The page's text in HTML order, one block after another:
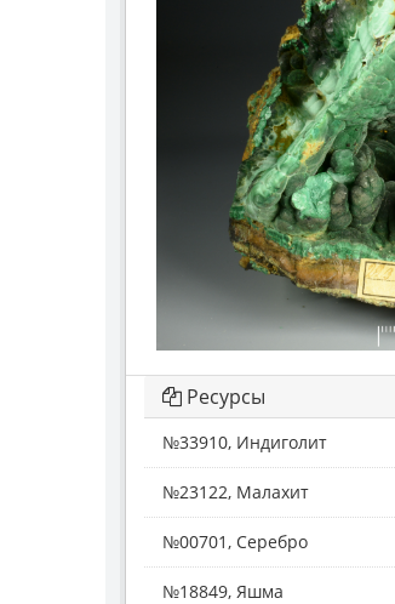
Ресурсы
№33910, Индиголит
№23122, Малахит
№00701, Серебро
№18849, Яшма